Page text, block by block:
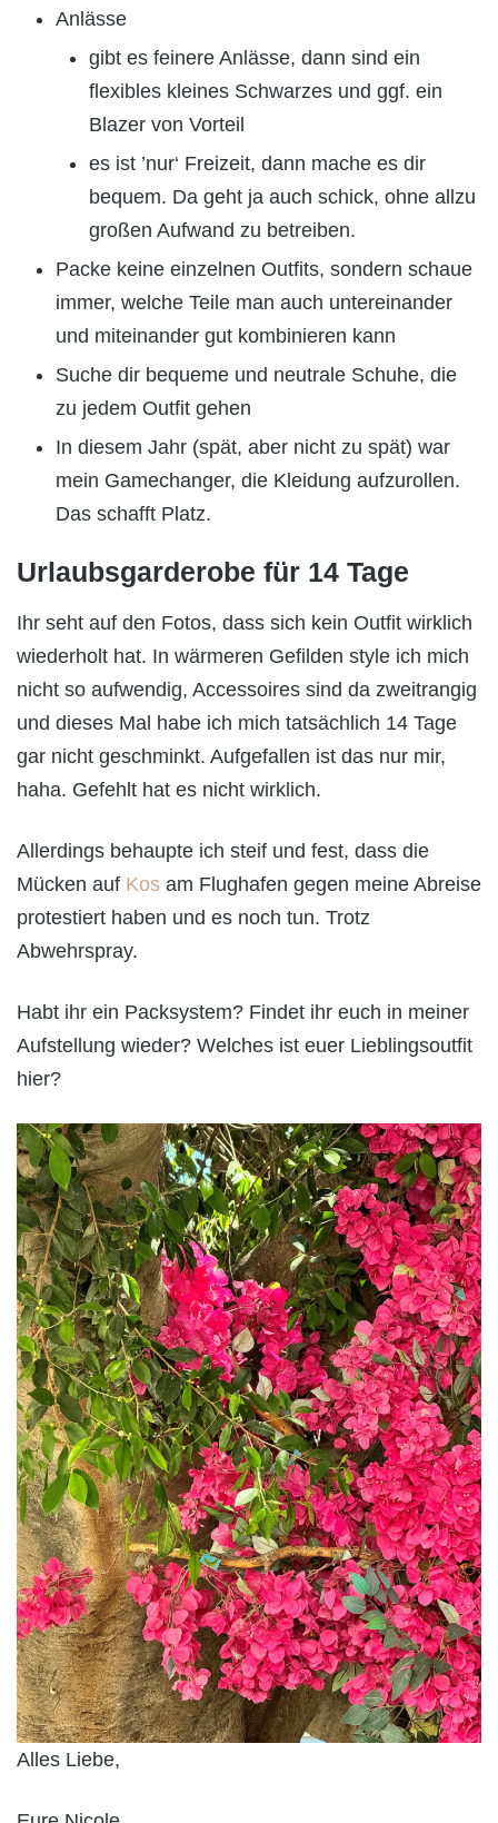
Anlässe
gibt es feinere Anlässe, dann sind ein
flexibles kleines Schwarzes und ggf. ein
Blazer von Vorteil
es ist ’nur‘ Freizeit, dann mache es dir
bequem. Da geht ja auch schick, ohne allzu
großen Aufwand zu betreiben.
Packe keine einzelnen Outfits, sondern schaue
immer, welche Teile man auch untereinander
und miteinander gut kombinieren kann
Suche dir bequeme und neutrale Schuhe, die
zu jedem Outfit gehen
In diesem Jahr (spät, aber nicht zu spät) war
mein Gamechanger, die Kleidung aufzurollen.
Das schafft Platz.
Urlaubsgarderobe für 14 Tage
Ihr seht auf den Fotos, dass sich kein Outfit wirklich
wiederholt hat. In wärmeren Gefilden style ich mich
nicht so aufwendig, Accessoires sind da zweitrangig
und dieses Mal habe ich mich tatsächlich 14 Tage
gar nicht geschminkt. Aufgefallen ist das nur mir,
haha. Gefehlt hat es nicht wirklich.
Allerdings behaupte ich steif und fest, dass die
Mücken auf Kos am Flughafen gegen meine Abreise
protestiert haben und es noch tun. Trotz
Abwehrspray.
Habt ihr ein Packsystem? Findet ihr euch in meiner
Aufstellung wieder? Welches ist euer Lieblingsoutfit
hier?
Alles Liebe,